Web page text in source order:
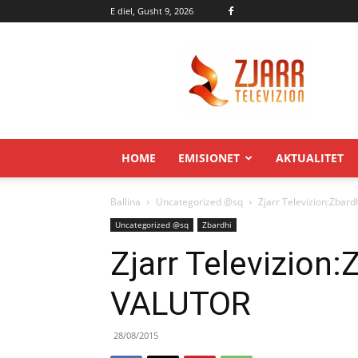
E diel, Gusht 9, 2026
HOME EMISIONET AKTUALITET
Ballina Uncategorized @sq Zjarr
Uncategorized @sq Zbardhi
Zjarr
VALUTOR
28/08/2015